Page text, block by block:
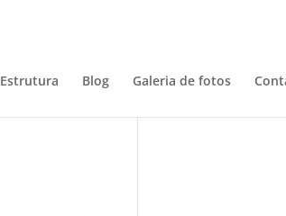
Estrutura Blog Galeria de fotos